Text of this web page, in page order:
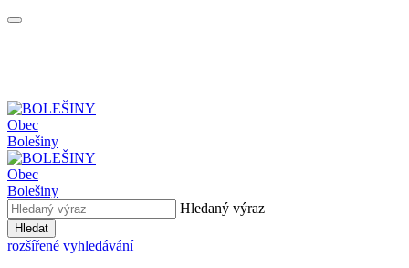
Obec
Bolešiny
Obec
Bolešiny
Hledaný výraz
Hledat
rozšířené vyhledávání